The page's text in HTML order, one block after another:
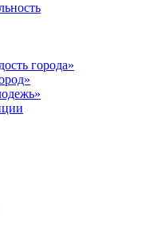
города»